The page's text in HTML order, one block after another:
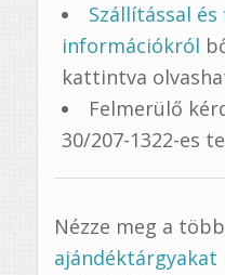
Szállítással
információkról
kattintva
Felmerülő
30/207-1322-es
Nézze meg a
ajándéktárgyakat